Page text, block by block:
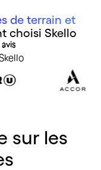
de terrain et
choisi Skello
sur les